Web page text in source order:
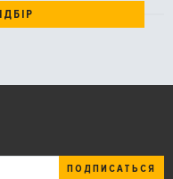
ПОДПИСАТЬСЯ